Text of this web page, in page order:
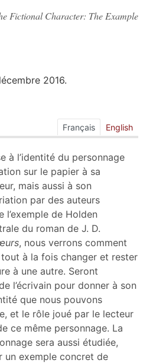
Fictional Character: The Example
2016.
Français English
à l’identité du personnage
sur le papier à sa
mais aussi à son
par des auteurs
de Holden
du roman de J. D.
, nous verrons comment
à la fois changer et rester
à une autre. Seront
l’écrivain pour donner à son
que nous pouvons
et le rôle joué par le lecteur
ce même personnage. La
sera aussi étudiée,
un exemple concret de